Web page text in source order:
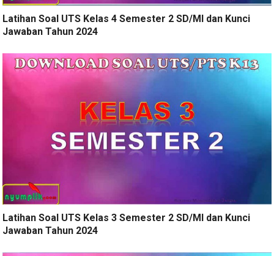
Latihan Soal UTS Kelas 4 Semester 2 SD/MI dan Kunci
Jawaban Tahun 2024
Latihan Soal UTS Kelas 3 Semester 2 SD/MI dan Kunci
Jawaban Tahun 2024